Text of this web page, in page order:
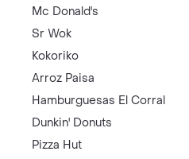
Mc Donald's
Sr Wok
Kokoriko
Arroz Paisa
Hamburguesas El Corral
Dunkin' Donuts
Pizza Hut